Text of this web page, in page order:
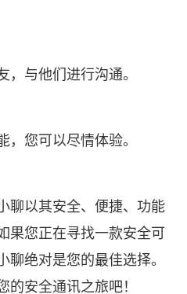
，与他们进行沟通。
，您可以尽情体验。
聊以其安全、便捷、功能
果您正在寻找一款安全可
聊绝对是您的最佳选择。
的安全通讯之旅吧！